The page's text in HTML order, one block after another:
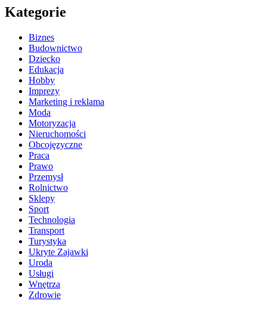
Kategorie
Biznes
Budownictwo
Dziecko
Edukacja
Hobby
Imprezy
Marketing i reklama
Moda
Motoryzacja
Nieruchomości
Obcojęzyczne
Praca
Prawo
Przemysł
Rolnictwo
Sklepy
Sport
Technologia
Transport
Turystyka
Ukryte Zajawki
Uroda
Usługi
Wnętrza
Zdrowie